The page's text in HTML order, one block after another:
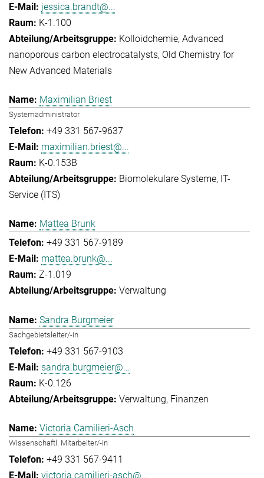
jessica.brandt@...
K-1.100
Kolloidchemie Advanced
nanoporous carbon electrocatalysts Old Chemistry for
New Advanced Materials
Maximilian Briest
Systemadministrator
+49 331 567-9637
maximilian.briest@...
K-0.153B
Biomolekulare Systeme IT-
Service (ITS)
Mattea Brunk
+49 331 567-9189
mattea.brunk@...
Z-1.019
Verwaltung
Sandra Burgmeier
Sachgebietsleiter/-in
+49 331 567-9103
sandra.burgmeier@...
K-0.126
Verwaltung Finanzen
Victoria Camilieri-Asch
Wissenschaftl. Mitarbeiter/-in
+49 331 567-9411
victoria.camilieri-asch@...